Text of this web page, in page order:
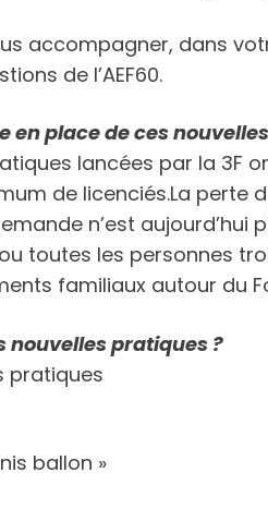
accompagner, dans
de l’AEF60.
en place de ces
lancées par la 3F
de licenciés.La perte
n’est
toutes les personnes
familiaux autour du
nouvelles pratiques ?
pratiques
ballon »